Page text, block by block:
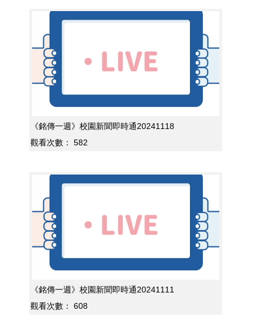
《銘傳一週》校園新聞即時通20241118
觀看次數：
582
《銘傳一週》校園新聞即時通20241111
觀看次數：
608